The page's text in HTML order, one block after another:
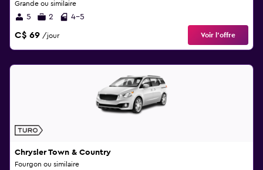
Grande ou similaire
5 2 4-5
C$ 69 /jour Voir l’offre
Chrysler Town & Country
Fourgon ou similaire